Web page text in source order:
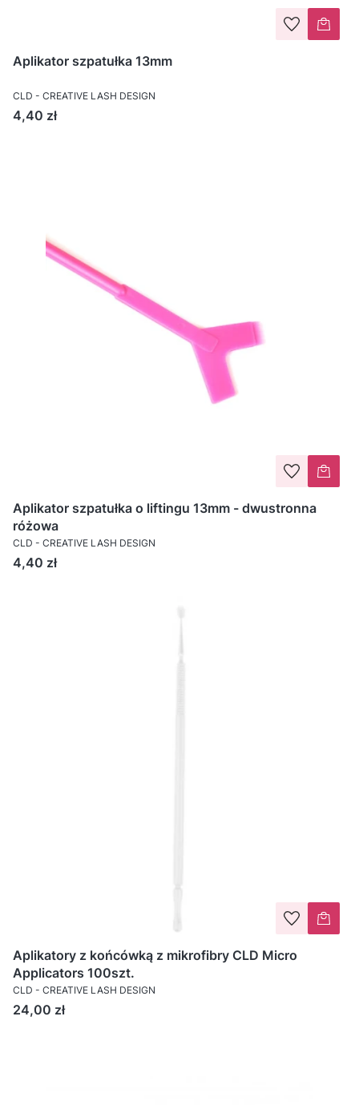
Aplikator szpatułka 13mm
CLD - CREATIVE LASH DESIGN
Cena
4,40 zł
Aplikator szpatułka o liftingu 13mm - dwustronna
różowa
CLD - CREATIVE LASH DESIGN
Cena
4,40 zł
Aplikatory z końcówką z mikrofibry CLD Micro
Applicators 100szt.
CLD - CREATIVE LASH DESIGN
Cena
24,00 zł